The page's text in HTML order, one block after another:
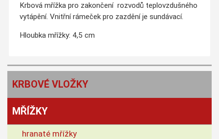
Krbová mřížka pro zakončení rozvodů teplovzdušného
vytápění. Vnitřní rámeček pro zazdění je sundávací.
Hloubka mřížky: 4,5 cm
KRBOVÉ VLOŽKY
MŘÍŽKY
hranaté mřížky